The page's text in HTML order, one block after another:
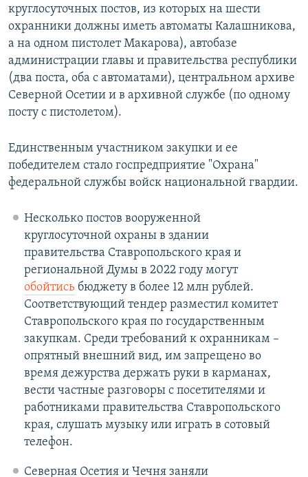
круглосуточных постов, из которых на шести
охранники должны иметь автоматы Калашникова,
а на одном пистолет Макарова), автобазе
администрации главы и правительства республики
(два поста, оба с автоматами), центральном архиве
Северной Осетии и в архивной службе (по одному
посту с пистолетом).
Единственным участником закупки и ее
победителем стало госпредприятие "Охрана"
федеральной службы войск национальной гвардии.
Несколько постов вооруженной
круглосуточной охраны в здании
правительства Ставропольского края и
региональной Думы в 2022 году могут
обойтисьбюджету в более 12 млн рублей.
Соответствующий тендер разместил комитет
Ставропольского края по государственным
закупкам. Среди требований к охранникам –
опрятный внешний вид, им запрещено во
время дежурства держать руки в карманах,
вести частные разговоры с посетителями и
работниками правительства Ставропольского
края, слушать музыку или играть в сотовый
телефон.
Северная Осетия и Чечня заняли